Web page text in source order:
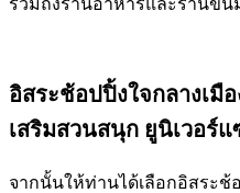
อิสระช้อปปิ้งใจกลางเมื
เสริมสวนสนุก ยูนิเวอร์
จากนั้นให้ท่านได้เลือกอิสระช้